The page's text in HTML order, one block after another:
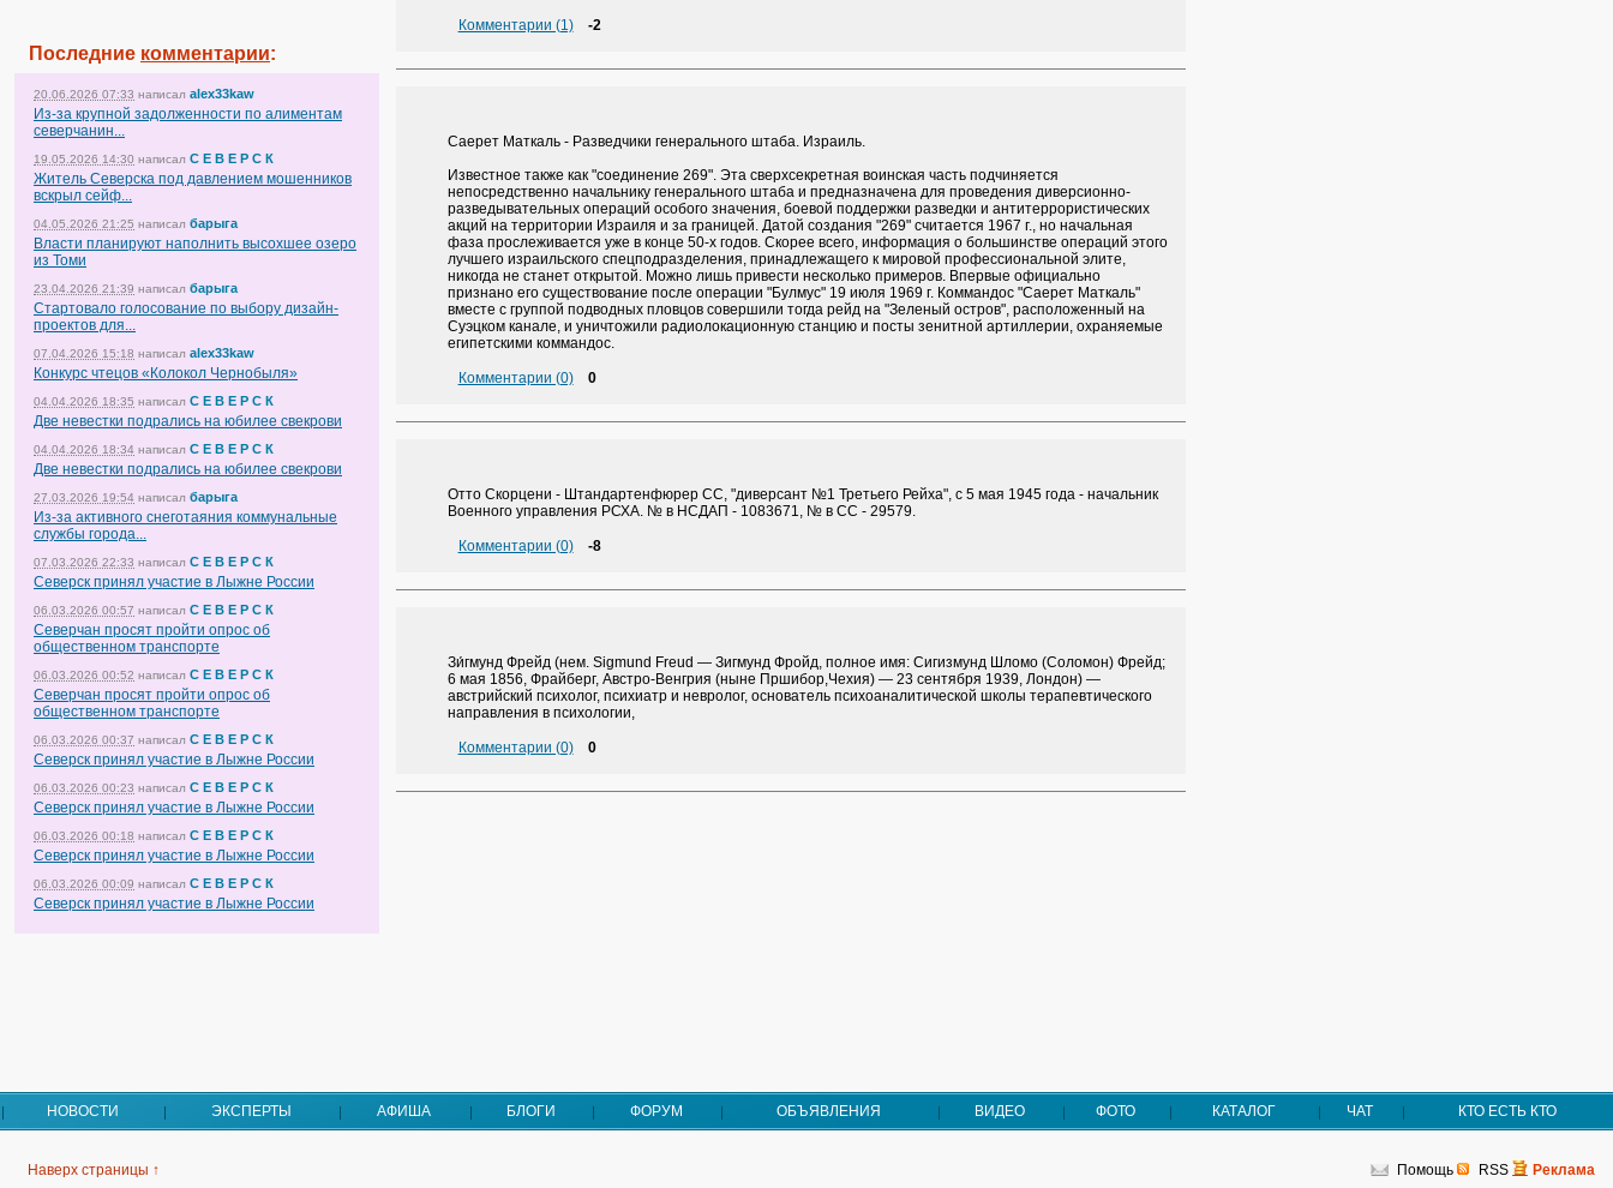
Последние комментарии:
20.06.2026 07:33 написал alex33kaw
Из-за крупной задолженности по алиментам
северчанин...
19.05.2026 14:30 написал С Е В Е Р С К
Житель Северска под давлением мошенников
вскрыл сейф...
04.05.2026 21:25 написал барыга
Власти планируют наполнить высохшее озеро
из Томи
23.04.2026 21:39 написал барыга
Стартовало голосование по выбору дизайн-
проектов для...
07.04.2026 15:18 написал alex33kaw
Конкурс чтецов «Колокол Чернобыля»
04.04.2026 18:35 написал С Е В Е Р С К
Две невестки подрались на юбилее свекрови
04.04.2026 18:34 написал С Е В Е Р С К
Две невестки подрались на юбилее свекрови
27.03.2026 19:54 написал барыга
Из-за активного снеготаяния коммунальные
службы города...
07.03.2026 22:33 написал С Е В Е Р С К
Северск принял участие в Лыжне России
06.03.2026 00:57 написал С Е В Е Р С К
Северчан просят пройти опрос об
общественном транспорте
06.03.2026 00:52 написал С Е В Е Р С К
Северчан просят пройти опрос об
общественном транспорте
06.03.2026 00:37 написал С Е В Е Р С К
Северск принял участие в Лыжне России
06.03.2026 00:23 написал С Е В Е Р С К
Северск принял участие в Лыжне России
06.03.2026 00:18 написал С Е В Е Р С К
Северск принял участие в Лыжне России
06.03.2026 00:09 написал С Е В Е Р С К
Северск принял участие в Лыжне России
Комментарии (1) -2
Саерет Маткаль - Разведчики генерального штаба. Израиль.
Известное также как "соединение 269". Эта сверхсекретная воинская часть подчиняется
непосредственно начальнику генерального штаба и предназначена для проведения диверсионно-
разведывательных операций особого значения, боевой поддержки разведки и антитеррористических
акций на территории Израиля и за границей. Датой создания "269" считается 1967 г., но начальная
фаза прослеживается уже в конце 50-х годов. Скорее всего, информация о большинстве операций этого
лучшего израильского спецподразделения, принадлежащего к мировой профессиональной элите,
никогда не станет открытой. Можно лишь привести несколько примеров. Впервые официально
признано его существование после операции "Булмус" 19 июля 1969 г. Коммандос "Саерет Маткаль"
вместе с группой подводных пловцов совершили тогда рейд на "Зеленый остров", расположенный на
Суэцком канале, и уничтожили радиолокационную станцию и посты зенитной артиллерии, охраняемые
египетскими коммандос.
Комментарии (0) 0
Отто Скорцени - Штандартенфюрер СС, "диверсант №1 Третьего Рейха", с 5 мая 1945 года - начальник
Военного управления РСХА. № в НСДАП - 1083671, № в СС - 29579.
Комментарии (0) -8
Зи́гмунд Фрейд (нем. Sigmund Freud — Зигмунд Фройд, полное имя: Сигизмунд Шломо (Соломон) Фрейд;
6 мая 1856, Фрайберг, Австро-Венгрия (ныне Пршибор,Чехия) — 23 сентября 1939, Лондон) —
австрийский психолог, психиатр и невролог, основатель психоаналитической школы терапевтического
направления в психологии,
Комментарии (0) 0
НОВОСТИ ЭКСПЕРТЫ АФИША БЛОГИ ФОРУМ ОБЪЯВЛЕНИЯ ВИДЕО ФОТО КАТАЛОГ ЧАТ КТО ЕСТЬ КТО
Помощь RSS Реклама
Наверх страницы ↑